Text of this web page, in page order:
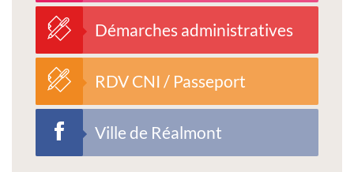
Démarches administratives
RDV CNI / Passeport
Ville de Réalmont